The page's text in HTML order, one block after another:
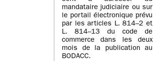
mandataire judiciaire ou sur
le portail électronique prévu
par les articles L. 814–2 et
L. 814–13 du code de
commerce dans les deux
mois de la publication au
BODACC.